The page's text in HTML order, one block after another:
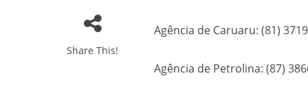
Share This!
Agência de Caruaru: (81)
Agência de Petrolina: (87)